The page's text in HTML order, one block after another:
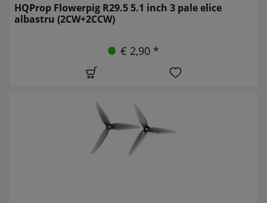
HQProp Flowerpig R29.5 5.1 inch 3 pale elice
albastru (2CW+2CCW)
€ 2,90 *